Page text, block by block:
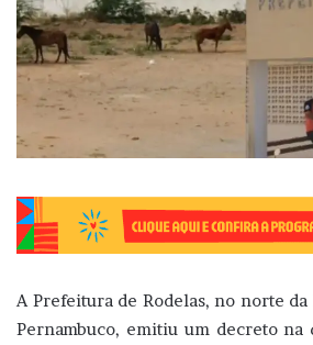
A Prefeitura de Rodelas, no norte
Pernambuco, emitiu um decreto na